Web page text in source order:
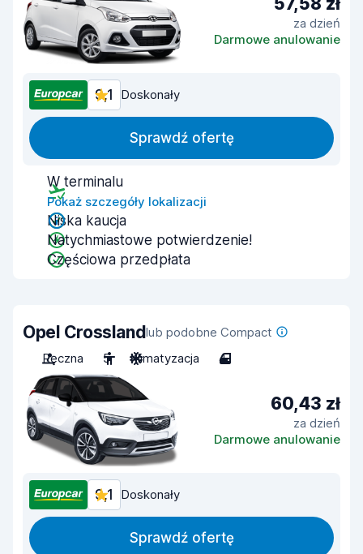
za dzień
Darmowe anulowanie
9,1 Doskonały
Sprawdź ofertę
W terminalu
Pokaż szczegóły lokalizacji
Niska kaucja
Natychmiastowe potwierdzenie!
Częściowa przedpłata
Opel Crosslandlub podobne Compact
Ręczna
5 Klimatyzacja 4
60,43 zł
za dzień
Darmowe anulowanie
9,1 Doskonały
Sprawdź ofertę